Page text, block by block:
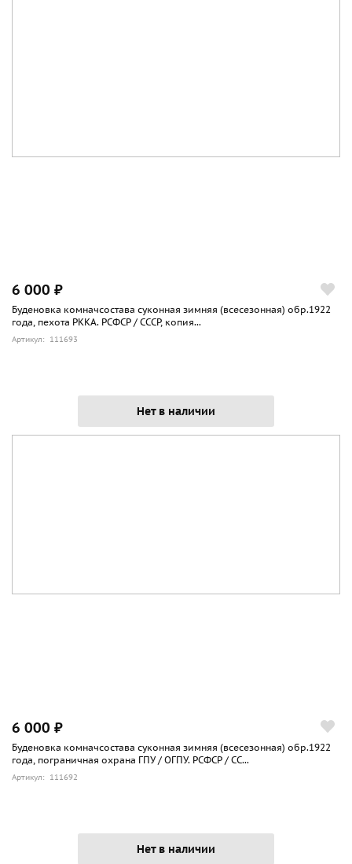
6 000 ₽
Буденовка комначсостава суконная зимняя (всесезонная) обр.1922
года, пехота РККА. РСФСР / СССР, копия...
Артикул: 111693
Нет в наличии
6 000 ₽
Буденовка комначсостава суконная зимняя (всесезонная) обр.1922
года, пограничная охрана ГПУ / ОГПУ. РСФСР / СС...
Артикул: 111692
Нет в наличии